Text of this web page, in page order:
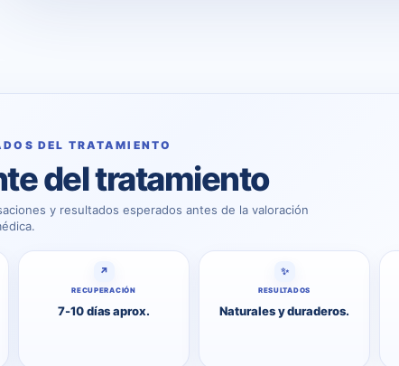
DEL TRATAMIENTO
del tratamiento
y resultados esperados antes de la valoración
↗
RECUPERACIÓN
7-10 días aprox.
✨
RESULTADOS
Naturales y duraderos.